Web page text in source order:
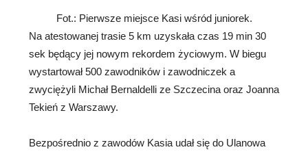
Fot.: Pierwsze miejsce Kasi wśród juniorek.
Na atestowanej trasie 5 km uzyskała czas 19 min 30
sek będący jej nowym rekordem życiowym. W biegu
wystartował 500 zawodników i zawodniczek a
zwyciężyli Michał Bernaldelli ze Szczecina oraz Joanna
Tekień z Warszawy.
Bezpośrednio z zawodów Kasia udał się do Ulanowa